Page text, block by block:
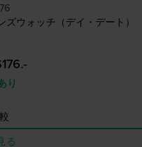
ウォッチ（デイ・デート）
り
る